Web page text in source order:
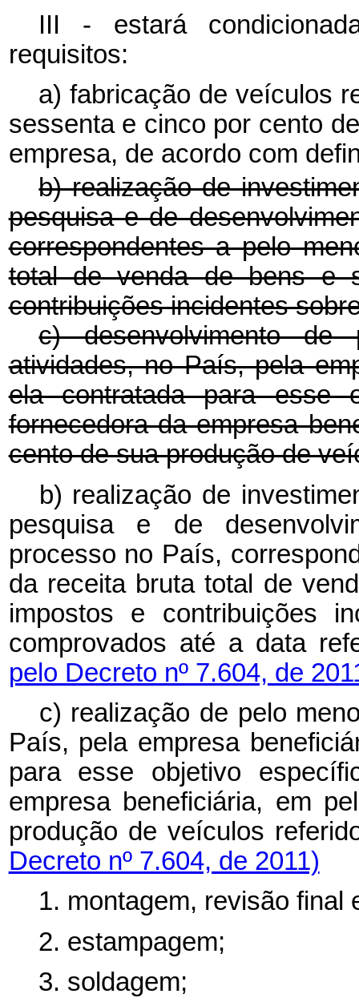
III - estará
requisitos:
a) fabricação de veículos
sessenta e cinco por cento
empresa, de acordo com
b) realização de
pesquisa e de
correspondentes a pelo
total de venda de bens e
contribuições incidentes
c) desenvolvimento
atividades, no País, pela
ela contratada para esse
fornecedora da empresa
cento de sua produção de
b) realização de
pesquisa e de
processo no País,
da receita bruta total de
impostos e contribuições
comprovados até a data
pelo Decreto nº 7.604, de
c) realização de pelo
País, pela empresa
para esse objetivo
empresa beneficiária, em
produção de veículos
Decreto nº 7.604, de 2011)
1. montagem, revisão final
2. estampagem;
3. soldagem;